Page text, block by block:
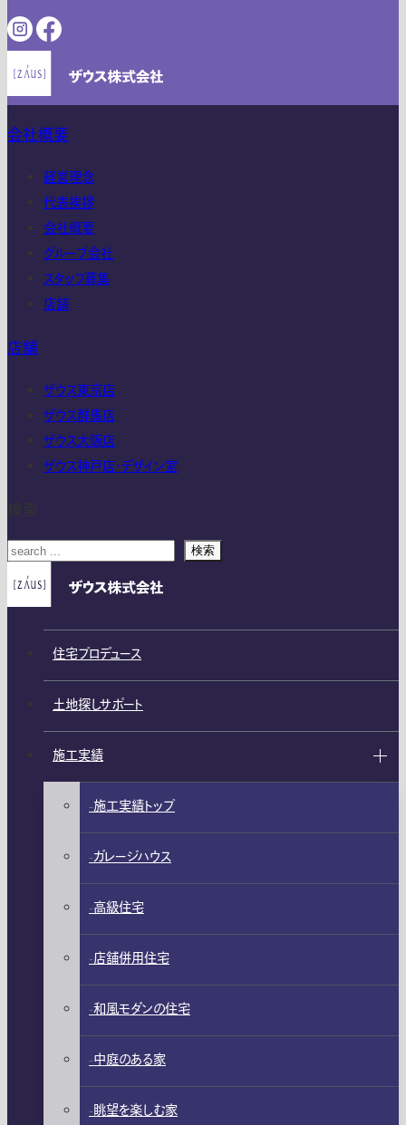
会社概要
経営理念
代表挨拶
会社概要
グループ会社
スタッフ募集
店舗
店舗
ザウス東京店
ザウス群馬店
ザウス大阪店
ザウス神戸店・デザイン室
検索
住宅プロデュース
土地探しサポート
施工実績
施工実績トップ
ガレージハウス
高級住宅
店舗併用住宅
和風モダンの住宅
中庭のある家
眺望を楽しむ家